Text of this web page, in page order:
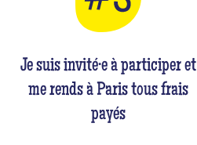
Je suis invité·e à participer et
me rends à Paris tous frais
payés